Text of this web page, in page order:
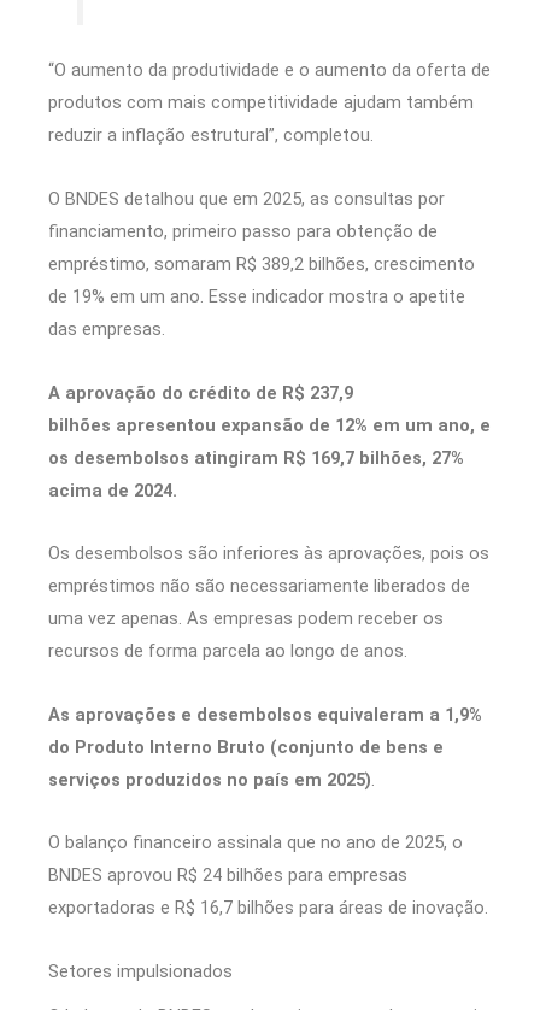
“O aumento da produtividade e o aumento da oferta de
produtos com mais competitividade ajudam também
reduzir a inflação estrutural”, completou.
O BNDES detalhou que em 2025, as consultas por
financiamento, primeiro passo para obtenção de
empréstimo, somaram R$ 389,2 bilhões, crescimento
de 19% em um ano. Esse indicador mostra o apetite
das empresas.
A aprovação do crédito de R$ 237,9
bilhões apresentou expansão de 12% em um ano, e
os desembolsos atingiram R$ 169,7 bilhões, 27%
acima de 2024.
Os desembolsos são inferiores às aprovações, pois os
empréstimos não são necessariamente liberados de
uma vez apenas. As empresas podem receber os
recursos de forma parcela ao longo de anos.
As aprovações e desembolsos equivaleram a 1,9%
do Produto Interno Bruto (conjunto de bens e
serviços produzidos no país em 2025).
O balanço financeiro assinala que no ano de 2025, o
BNDES aprovou R$ 24 bilhões para empresas
exportadoras e R$ 16,7 bilhões para áreas de inovação.
Setores impulsionados